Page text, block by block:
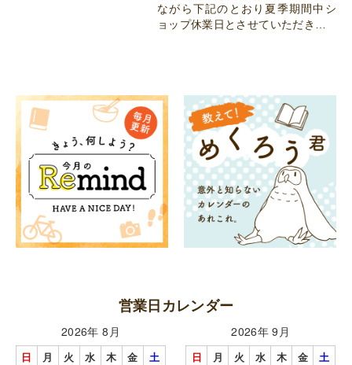
ながら下記のとおり夏季期間中シ
ョップ休業日とさせていただき…
営業日カレンダー
2026年 8月
日 月 火 水 木 金 土
2026年 9月
日 月 火 水 木 金 土